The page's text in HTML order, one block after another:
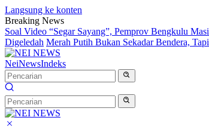
Langsung ke konten
Breaking News
Soal Video “Segar Sayang”, Pemprov Bengkulu
Digeledah Merah Putih Bukan Sekadar Bendera,
NeiNewsIndeks